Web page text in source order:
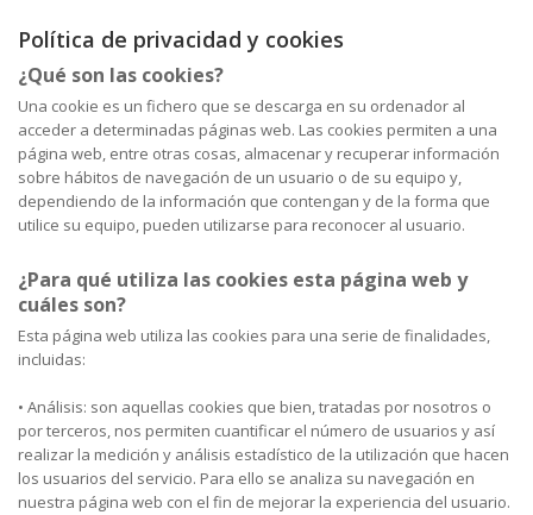
Política de privacidad y cookies
¿Qué son las cookies?
Una cookie es un fichero que se descarga en su ordenador al
acceder a determinadas páginas web. Las cookies permiten a una
página web, entre otras cosas, almacenar y recuperar información
sobre hábitos de navegación de un usuario o de su equipo y,
dependiendo de la información que contengan y de la forma que
utilice su equipo, pueden utilizarse para reconocer al usuario.
¿Para qué utiliza las cookies esta página web y
cuáles son?
Esta página web utiliza las cookies para una serie de finalidades,
incluidas:
• Análisis: son aquellas cookies que bien, tratadas por nosotros o
por terceros, nos permiten cuantificar el número de usuarios y así
realizar la medición y análisis estadístico de la utilización que hacen
los usuarios del servicio. Para ello se analiza su navegación en
nuestra página web con el fin de mejorar la experiencia del usuario.